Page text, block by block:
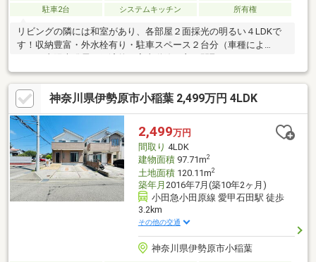
駐車2台
システムキッチン 所有権
リビングの隣には和室があり、各部屋２面採光の明るい４LDKで
す！収納豊富・外水栓有り・駐車スペース２台分（車種によ
神奈川県伊勢原市小稲葉 2,499万円 4LDK
2,499万円
間取り 4LDK
建物面積97.71m2
土地面積120.11m2
築年月 2016年7月(築10年2ヶ月)
小田急小田原線 愛甲石田駅 徒歩
3.2km
その他の交通
神奈川県伊勢原市小稲葉